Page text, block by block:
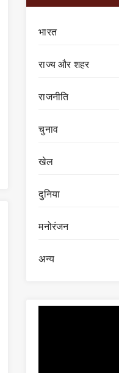
भारत
राज्य और शहर
राजनीति
चुनाव
खेल
दुनिया
मनोरंजन
अन्य